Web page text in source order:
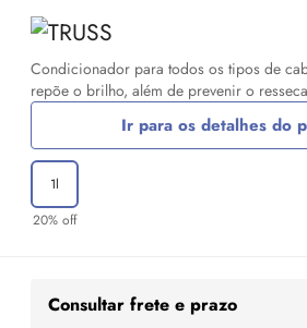
Condicionador para todos os tipos de
repõe o brilho, além de prevenir o
Ir para os detalhes do
1l
20% off
Consultar frete e prazo